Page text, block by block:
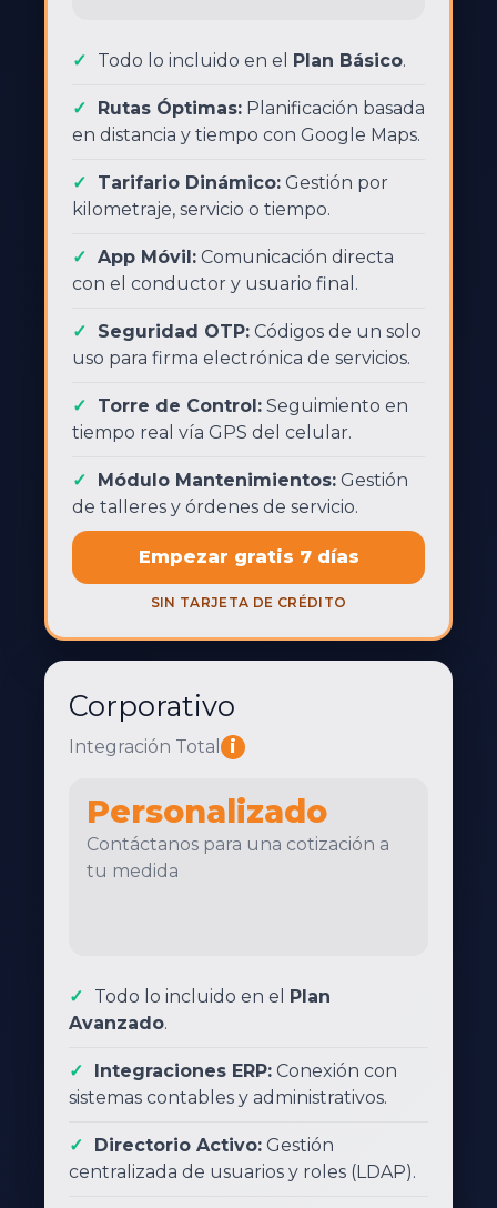
Todo lo incluido en el Plan Básico.
Rutas Óptimas: Planificación basada
en distancia y tiempo con Google Maps.
Tarifario Dinámico: Gestión por
kilometraje, servicio o tiempo.
App Móvil: Comunicación directa
con el conductor y usuario final.
Seguridad OTP: Códigos de un solo
uso para firma electrónica de servicios.
Torre de Control: Seguimiento en
tiempo real vía GPS del celular.
Módulo Mantenimientos: Gestión
de talleres y órdenes de servicio.
Empezar gratis 7 días
SIN TARJETA DE CRÉDITO
Corporativo
Integración Total i
Personalizado
Contáctanos para una cotización a
tu medida
Todo lo incluido en el Plan
Avanzado.
Integraciones ERP: Conexión con
sistemas contables y administrativos.
Directorio Activo: Gestión
centralizada de usuarios y roles (LDAP).